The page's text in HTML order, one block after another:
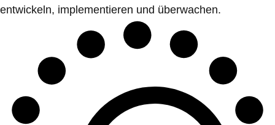
entwickeln, implementieren und überwachen.